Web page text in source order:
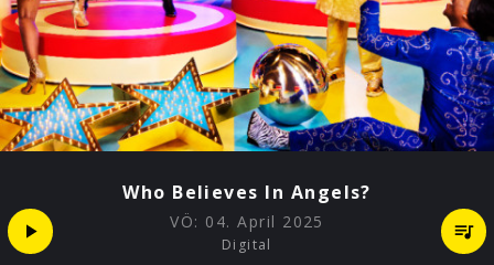
Who Believes In Angels?
VÖ: 04. April 2025
Digital